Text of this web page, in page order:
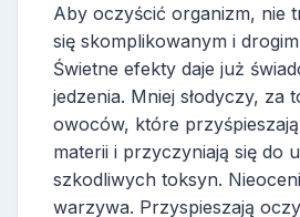
Aby oczyścić organizm, nie
się skomplikowanym i
Świetne efekty daje już
jedzenia. Mniej słodyczy, za
owoców, które
materii i przyczyniają się do
szkodliwych toksyn.
warzywa. Przyspieszają